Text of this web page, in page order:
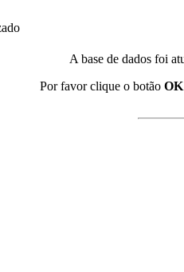
A base de dados foi
Por favor clique o botão OK